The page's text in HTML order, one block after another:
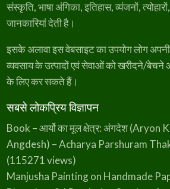
संस्कृति, भाषा अंगिका, इतिहास, व्यंजनों,
जानकारियां देती है।
इसके अलावा इस वेबसाइट का उपयोग लोग
व्यवसाय के उत्पादों एवं सेवाओं को खरीदने/बेचने
के लिए कर सकते हैं।
सबसे लोकप्रिय विज्ञापन
Book – आर्यो का मूल क्षेत्र: अंगदेश (Aryon
Angdesh) – Acharya Parshuram
(115271 views)
Manjusha Painting on Handmade